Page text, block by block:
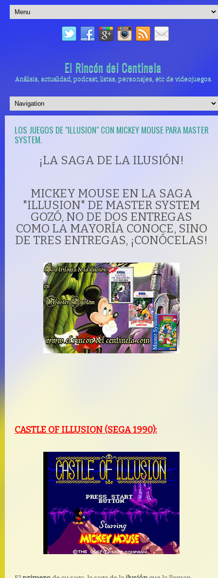
El Rincón del Centinela
Análisis, actualidad, podcast, listas, personajes, etc de videojuegos.
LOS JUEGOS DE "ILLUSION" CON MICKEY MOUSE PARA MASTER
SYSTEM.
¡LA SAGA DE LA ILUSIÓN!
MICKEY MOUSE EN LA SAGA
"ILLUSION" DE MASTER SYSTEM
GOZÓ, NO DE DOS ENTREGAS
COMO LA MAYORÍA CONOCE, SINO
DE TRES ENTREGAS, ¡CONÓCELAS!
CASTLE OF ILLUSION (SEGA 1990):